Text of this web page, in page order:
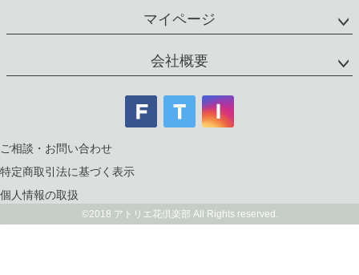
マイページ
会社概要
ご相談・お問い合わせ
特定商取引法に基づく表示
個人情報の取扱
©2018 アトリエ花倶楽部 All Rights reserved.